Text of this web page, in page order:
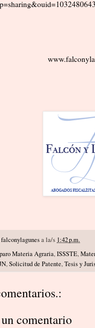
falconylagunesa la/s 1:42 p.m.
Materia Agraria,ISSSTE,
,Solicitud de Patente,Tesis y
comentario